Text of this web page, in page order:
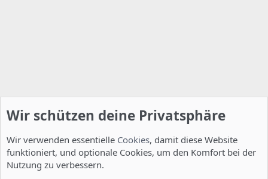
Wir schützen deine Privatsphäre
Wir verwenden essentielle Cookies, damit diese Website
funktioniert, und optionale Cookies, um den Komfort bei der
Nutzung zu verbessern.